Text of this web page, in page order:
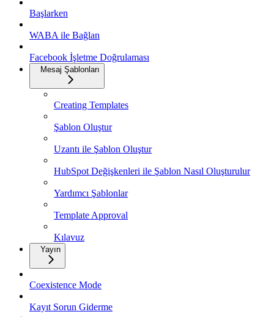
Başlarken
WABA ile Bağlan
Facebook İşletme Doğrulaması
Mesaj Şablonları
Creating Templates
Şablon Oluştur
Uzantı ile Şablon Oluştur
HubSpot Değişkenleri ile Şablon Nasıl Oluşturulur
Yardımcı Şablonlar
Template Approval
Kılavuz
Yayın
Coexistence Mode
Kayıt Sorun Giderme